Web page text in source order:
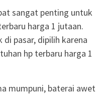
sangat penting untuk
harga 1 jutaan.
pasar, dipilih karena
hp terbaru harga 1
mumpuni, baterai awet